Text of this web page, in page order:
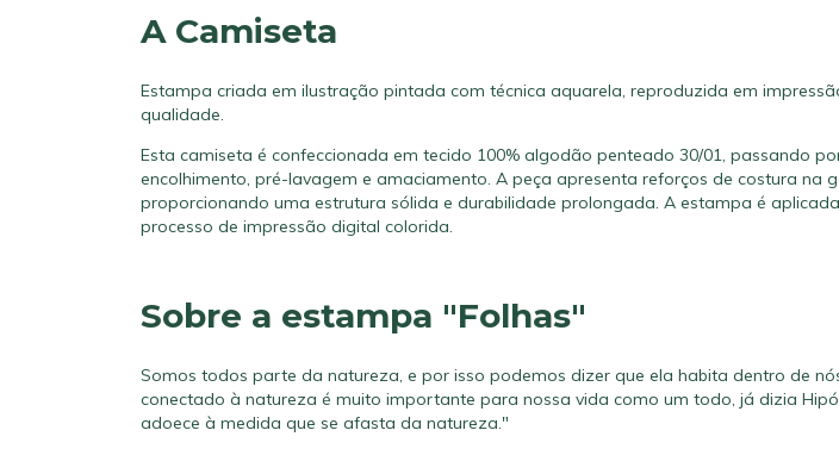
A Camiseta
Estampa criada em ilustração pintada com técnica aquarela, reproduzida em
qualidade.
Esta camiseta é confeccionada em tecido 100% algodão penteado 30/01, passando
encolhimento, pré-lavagem e amaciamento. A peça apresenta reforços de costura na
proporcionando uma estrutura sólida e durabilidade prolongada. A estampa é
processo de impressão digital colorida.
Sobre a estampa "Folhas"
Somos todos parte da natureza, e por isso podemos dizer que ela habita dentro de
conectado à natureza é muito importante para nossa vida como um todo, já dizia
adoece à medida que se afasta da natureza."